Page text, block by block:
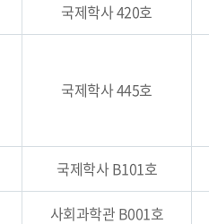
국제학사 420호
국제학사 445호
국제학사 B101호
사회과학관 B001호